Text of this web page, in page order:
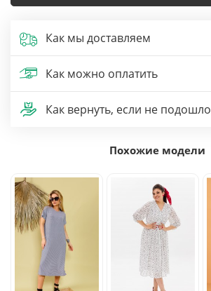
Как мы доставляем
Как можно оплатить
Как вернуть, если не подошло
Похожие модели